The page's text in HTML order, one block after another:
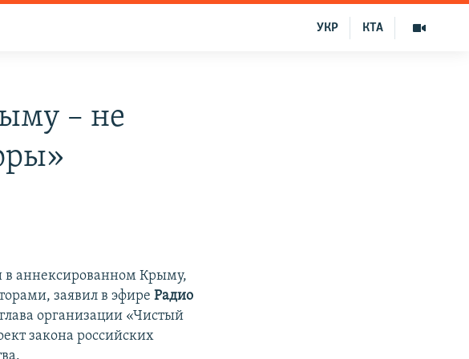
КТА
УКР
– не
в аннексированном Крыму,
заявил в эфиреРадио
организации «Чистый
закона российских